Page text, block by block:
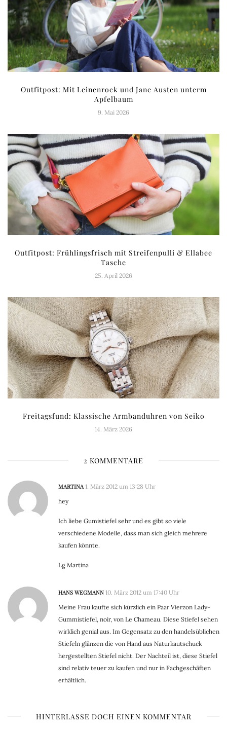
Outfitpost: Mit Leinenrock und Jane Austen unterm
Apfelbaum
9. Mai 2026
Outfitpost: Frühlingsfrisch mit Streifenpulli & Ellabee
Tasche
25. April 2026
Freitagsfund: Klassische Armbanduhren von Seiko
14. März 2026
2 KOMMENTARE
MARTINA 1. März 2012 um 13:28 Uhr
hey
Ich liebe Gumistiefel sehr und es gibt so viele
verschiedene Modelle, dass man sich gleich mehrere
kaufen könnte.
Lg Martina
HANS WEGMANN 10. März 2012 um 17:40 Uhr
Meine Frau kaufte sich kürzlich ein Paar Vierzon Lady-
Gummistiefel, noir, von Le Chameau. Diese Stiefel sehen
wirklich genial aus. Im Gegensatz zu den handelsüblichen
Stiefeln glänzen die von Hand aus Naturkautschuck
hergestellten Stiefel nicht. Der Nachteil ist, diese Stiefel
sind relativ teuer zu kaufen und nur in Fachgeschäften
erhältlich.
HINTERLASSE DOCH EINEN KOMMENTAR